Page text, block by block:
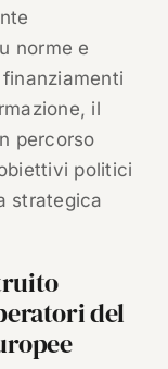
norme e
il
percorso
politici
strategica
del